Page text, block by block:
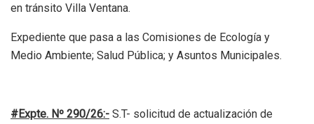
en tránsito Villa Ventana.
Expediente que pasa a las Comisiones de Ecología y
Medio Ambiente; Salud Pública; y Asuntos Municipales.
#Expte. Nº 290/26:- S.T- solicitud de actualización de